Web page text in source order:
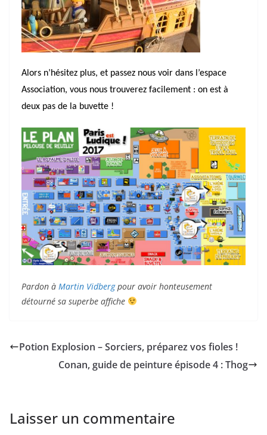
Alors n’hésitez plus, et passez nous voir dans l’espace
Association, vous nous trouverez facilement : on est à
deux pas de la buvette !
Pardon à Martin Vidbergpour avoir honteusement
détourné sa superbe affiche
Potion Explosion – Sorciers, préparez vos fioles !
Conan, guide de peinture épisode 4 : Thog
Laisser un commentaire